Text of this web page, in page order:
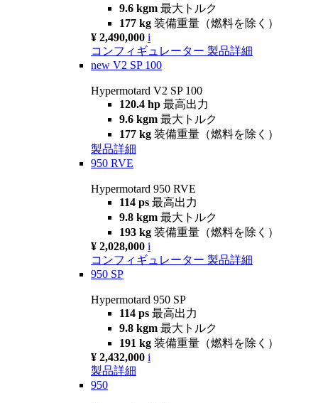
9.6 kgm 最大トルク
177 kg 装備重量（燃料を除く）
¥ 2,490,000 i
コンフィギュレーター 製品詳細
new V2 SP 100
Hypermotard V2 SP 100
120.4 hp 最高出力
9.6 kgm 最大トルク
177 kg 装備重量（燃料を除く）
製品詳細
950 RVE
Hypermotard 950 RVE
114 ps 最高出力
9.8 kgm 最大トルク
193 kg 装備重量（燃料を除く）
¥ 2,028,000 i
コンフィギュレーター 製品詳細
950 SP
Hypermotard 950 SP
114 ps 最高出力
9.8 kgm 最大トルク
191 kg 装備重量（燃料を除く）
¥ 2,432,000 i
製品詳細
950